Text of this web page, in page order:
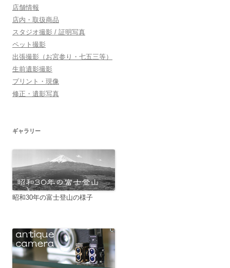
店舗情報
店内・取扱商品
スタジオ撮影 / 証明写真
ペット撮影
出張撮影（お宮参り・七五三等）
生前遺影撮影
プリント・現像
修正・遺影写真
ギャラリー
昭和30年の富士登山の様子